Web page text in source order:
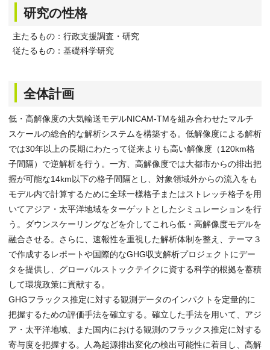
研究の性格
主たるもの：行政支援調査・研究
従たるもの：基礎科学研究
全体計画
低・高解像度の大気輸送モデルNICAM-TMを組み合わせたマルチ
スケールの総合的な解析システムを構築する。低解像度による解析
では30年以上の長期にわたって従来よりも高い解像度（120km格
子間隔）で逆解析を行う。一方、高解像度では大都市からの排出把
握が可能な14km以下の格子間隔とし、対象領域外からの流入をも
モデル内で計算するために全球一様格子またはストレッチ格子を用
いてアジア・太平洋地域をターゲットとしたシミュレーションを行
う。ダウンスケーリングなどを介してこれら低・高解像度モデルを
融合させる。さらに、速報性を重視した解析体制を整え、テーマ３
で作成するレポートや国際的なGHG収支解析プロジェクトにデー
タを提供し、グローバルストックテイクに資する科学的根拠を蓄積
して環境政策に貢献する。
GHGフラックス推定に対する観測データのインパクトを定量的に
把握するための評価手法を確立する。確立した手法を用いて、アジ
ア・太平洋地域、また国内における観測のフラックス推定に対する
寄与度を把握する。人為起源排出変化の検出可能性に着目し、高解